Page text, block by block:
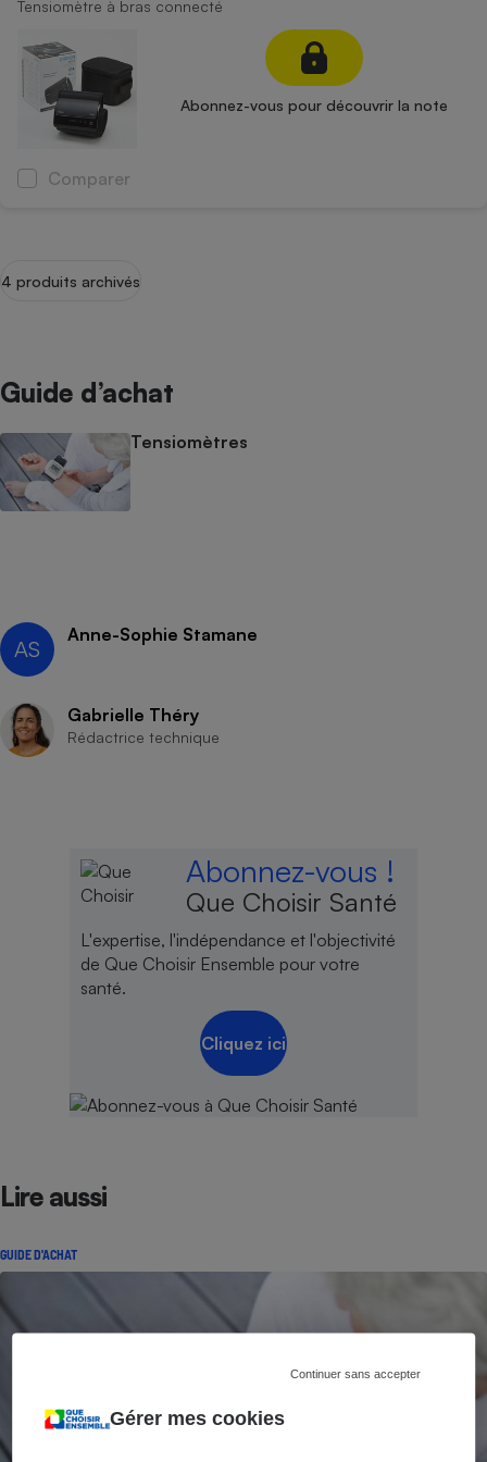
Gérer mes cookies
Continuer sans accepter
Tensiomètre à bras connecté
Abonnez-vous pour découvrir la note
Comparer
4 produits archivés
Guide d’achat
Tensiomètres
AS
Anne-Sophie Stamane
Gabrielle Théry
Rédactrice technique
Abonnez-vous !
Que Choisir Santé
L'expertise, l'indépendance et l'objectivité
de Que Choisir Ensemble pour votre
santé.
Cliquez ici
Lire aussi
GUIDE D'ACHAT